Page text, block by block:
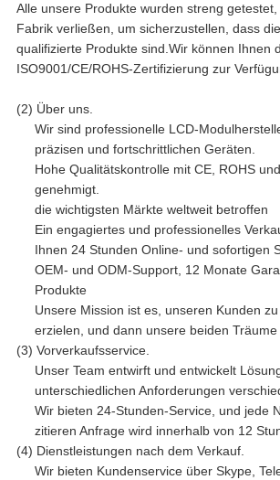
Alle unsere Produkte wurden streng
Fabrik verließen, um sicherzustellen, dass
qualifizierte Produkte sind.Wir können Ihnen
ISO9001/CE/ROHS-Zertifizierung zur
(2) Über uns.
Wir sind professionelle LCD-
präzisen und fortschrittlichen Geräten.
Hohe Qualitätskontrolle mit CE, ROHS
genehmigt.
die wichtigsten Märkte weltweit betroffen
Ein engagiertes und professionelles
Ihnen 24 Stunden Online- und sofortigen
OEM- und ODM-Support, 12 Monate
Produkte
Unsere Mission ist es, unseren Kunden
erzielen, und dann unsere beiden
(3) Vorverkaufsservice.
Unser Team entwirft und entwickelt
unterschiedlichen Anforderungen
Wir bieten 24-Stunden-Service, und jede
zitieren Anfrage wird innerhalb von 12
(4) Dienstleistungen nach dem Verkauf.
Wir bieten Kundenservice über Skype,